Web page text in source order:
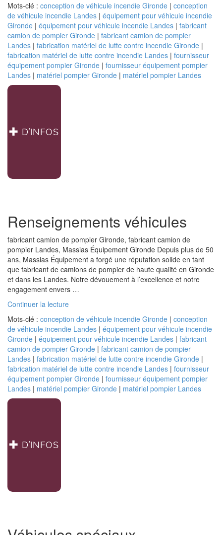
Mots-clé : conception de véhicule incendie Gironde | conception
de véhicule incendie Landes | équipement pour véhicule incendie
Gironde | équipement pour véhicule incendie Landes | fabricant
camion de pompier Gironde | fabricant camion de pompier
Landes | fabrication matériel de lutte contre incendie Gironde |
fabrication matériel de lutte contre incendie Landes | fournisseur
équipement pompier Gironde | fournisseur équipement pompier
Landes | matériel pompier Gironde | matériel pompier Landes
D’INFOS
Renseignements véhicules
fabricant camion de pompier Gironde, fabricant camion de
pompier Landes, Massias Équipement Gironde Depuis plus de 50
ans, Massias Équipement a forgé une réputation solide en tant
que fabricant de camions de pompier de haute qualité en Gironde
et dans les Landes. Notre dévouement à l’excellence et notre
engagement envers …
Continuer la lecturede
véhicules »
Mots-clé : conception de véhicule incendie Gironde | conception
de véhicule incendie Landes | équipement pour véhicule incendie
Gironde | équipement pour véhicule incendie Landes | fabricant
camion de pompier Gironde | fabricant camion de pompier
Landes | fabrication matériel de lutte contre incendie Gironde |
fabrication matériel de lutte contre incendie Landes | fournisseur
équipement pompier Gironde | fournisseur équipement pompier
Landes | matériel pompier Gironde | matériel pompier Landes
D’INFOS